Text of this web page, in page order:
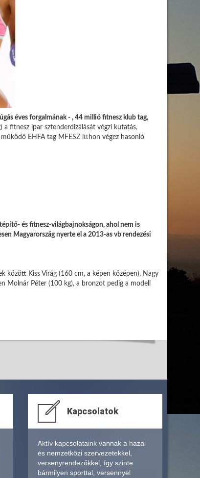
éves forgalmának - , 44 millió fitnesz klub tag,
a fitnesz ipar sztenderdizálását végzi kutatás,
EHFA tag MFESZ itthon végez hasonló
és fitnesz-világbajnokságon, ahol nem is
Magyarország nyerte el a 2013-as vb rendezési
között Kiss Virág (160 cm, a képen középen), Nagy
Molnár Péter (100 kg), a bronzot pedig a modell
Kapcsolatok
Aktív kapcsolataink vannak a hazai
és nemzetközi szervezetekkel,
versenyrendezőkkel, így szinte
bármilyen sporttal, versennyel